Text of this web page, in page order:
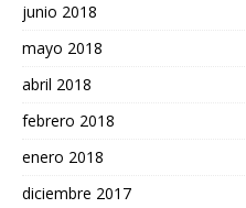
junio 2018
mayo 2018
abril 2018
febrero 2018
enero 2018
diciembre 2017